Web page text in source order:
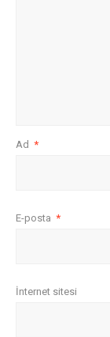
Ad *
E-posta *
İnternet sitesi